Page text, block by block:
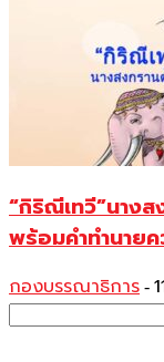
“กิริณีเทวี”นาง
พร้อมคำทำนาย
กองบรรณาธิการ -